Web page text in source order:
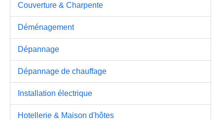
Couverture & Charpente
Déménagement
Dépannage
Dépannage de chauffage
Installation électrique
Hotellerie & Maison d'hôtes